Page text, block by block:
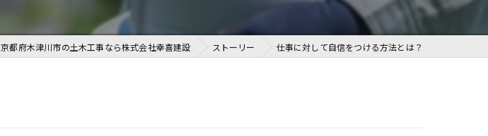
京都府木津川市の土木工事なら株式会社幸喜建設 ストーリー 仕事に対して自信をつける方法とは？